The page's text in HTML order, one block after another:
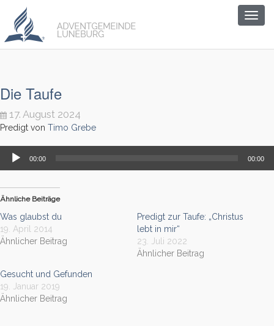
Die Taufe
17. August 2024
Predigt von Timo Grebe
Audio-
Player
00:00 00:00
Ähnliche Beiträge
Was glaubst du
19. April 2014
Ähnlicher Beitrag
Predigt zur Taufe: „Christus
lebt in mir“
23. Juli 2022
Ähnlicher Beitrag
Gesucht und Gefunden
19. Januar 2019
Ähnlicher Beitrag